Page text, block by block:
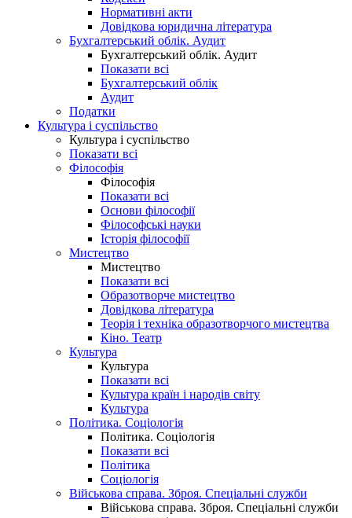
Нормативні акти
Довідкова юридична література
Бухгалтерський облік. Аудит
Бухгалтерський облік. Аудит
Показати всі
Бухгалтерський облік
Аудит
Податки
Культура і суспільство
Культура і суспільство
Показати всі
Філософія
Філософія
Показати всі
Основи філософії
Філософські науки
Історія філософії
Мистецтво
Мистецтво
Показати всі
Образотворче мистецтво
Довідкова література
Теорія і техніка образотворчого мистецтва
Кіно. Театр
Культура
Культура
Показати всі
Культура країн і народів світу
Культура
Політика. Соціологія
Політика. Соціологія
Показати всі
Політика
Соціологія
Військова справа. Зброя. Спеціальні служби
Військова справа. Зброя. Спеціальні служби